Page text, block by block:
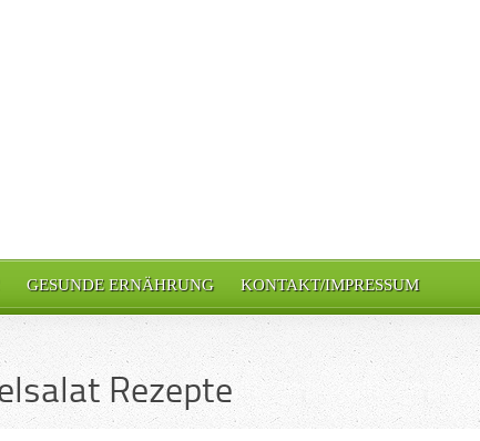
GESUNDE ERNÄHRUNG KONTAKT/IMPRESSUM
Rezepte